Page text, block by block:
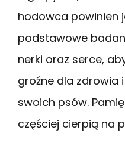
hodowca powinien
podstawowe
nerki oraz serce,
groźne dla zdrowia
swoich psów.
częściej cierpią na